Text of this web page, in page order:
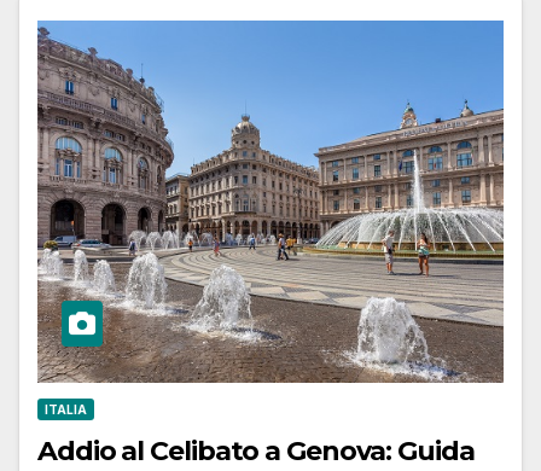
ITALIA
Addio al Celibato a Genova: Guida